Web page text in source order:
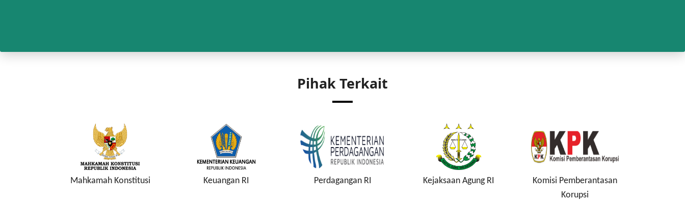
Pihak Terkait
Mahkamah Konstitusi Keuangan RI Perdagangan RI Kejaksaan Agung RI
Komisi Pemberantasan
Korupsi